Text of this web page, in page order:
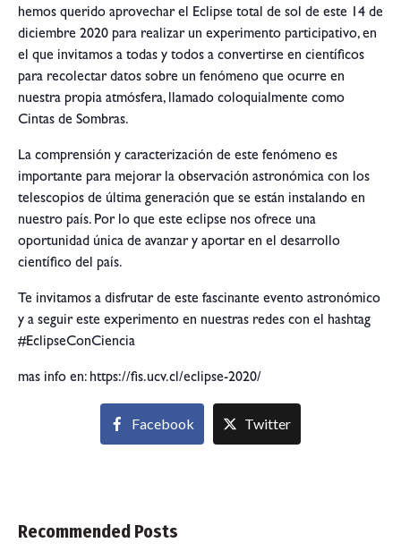
hemos querido aprovechar el Eclipse total de sol de este 14 de
diciembre 2020 para realizar un experimento participativo, en
el que invitamos a todas y todos a convertirse en científicos
para recolectar datos sobre un fenómeno que ocurre en
nuestra propia atmósfera, llamado coloquialmente como
Cintas de Sombras.
La comprensión y caracterización de este fenómeno es
importante para mejorar la observación astronómica con los
telescopios de última generación que se están instalando en
nuestro país. Por lo que este eclipse nos ofrece una
oportunidad única de avanzar y aportar en el desarrollo
científico del país.
Te invitamos a disfrutar de este fascinante evento astronómico
y a seguir este experimento en nuestras redes con el hashtag
#EclipseConCiencia
mas info en: https://fis.ucv.cl/eclipse-2020/
Facebook Twitter
Recommended Posts